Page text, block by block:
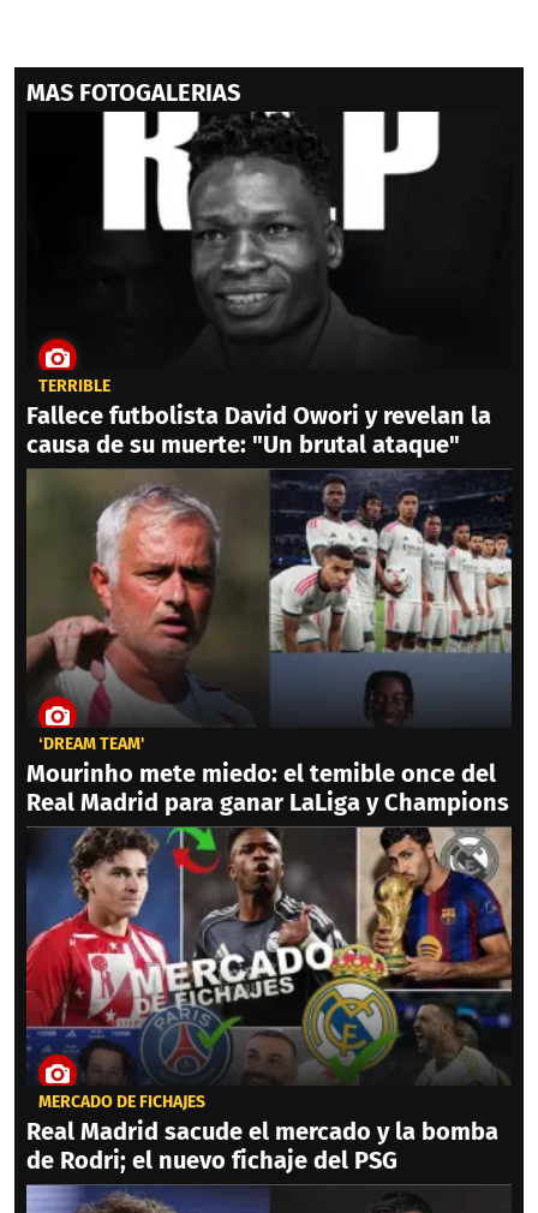
MAS FOTOGALERIAS
TERRIBLE
Fallece futbolista David Owori y revelan la
causa de su muerte: "Un brutal ataque"
‘DREAM TEAM'
Mourinho mete miedo: el temible once del
Real Madrid para ganar LaLiga y Champions
MERCADO DE FICHAJES
Real Madrid sacude el mercado y la bomba
de Rodri; el nuevo fichaje del PSG